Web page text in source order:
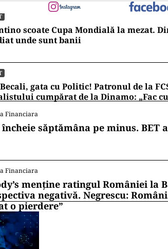
scoate Cupa Mondială la mezat.
unde sunt banii
gata cu Politic! Patronul de la
cumpărat de la Dinamo: „Fac
Financiara
încheie săptămâna pe minus. BET
Financiara
menține ratingul României la
negativă. Negrescu:
o pierdere”